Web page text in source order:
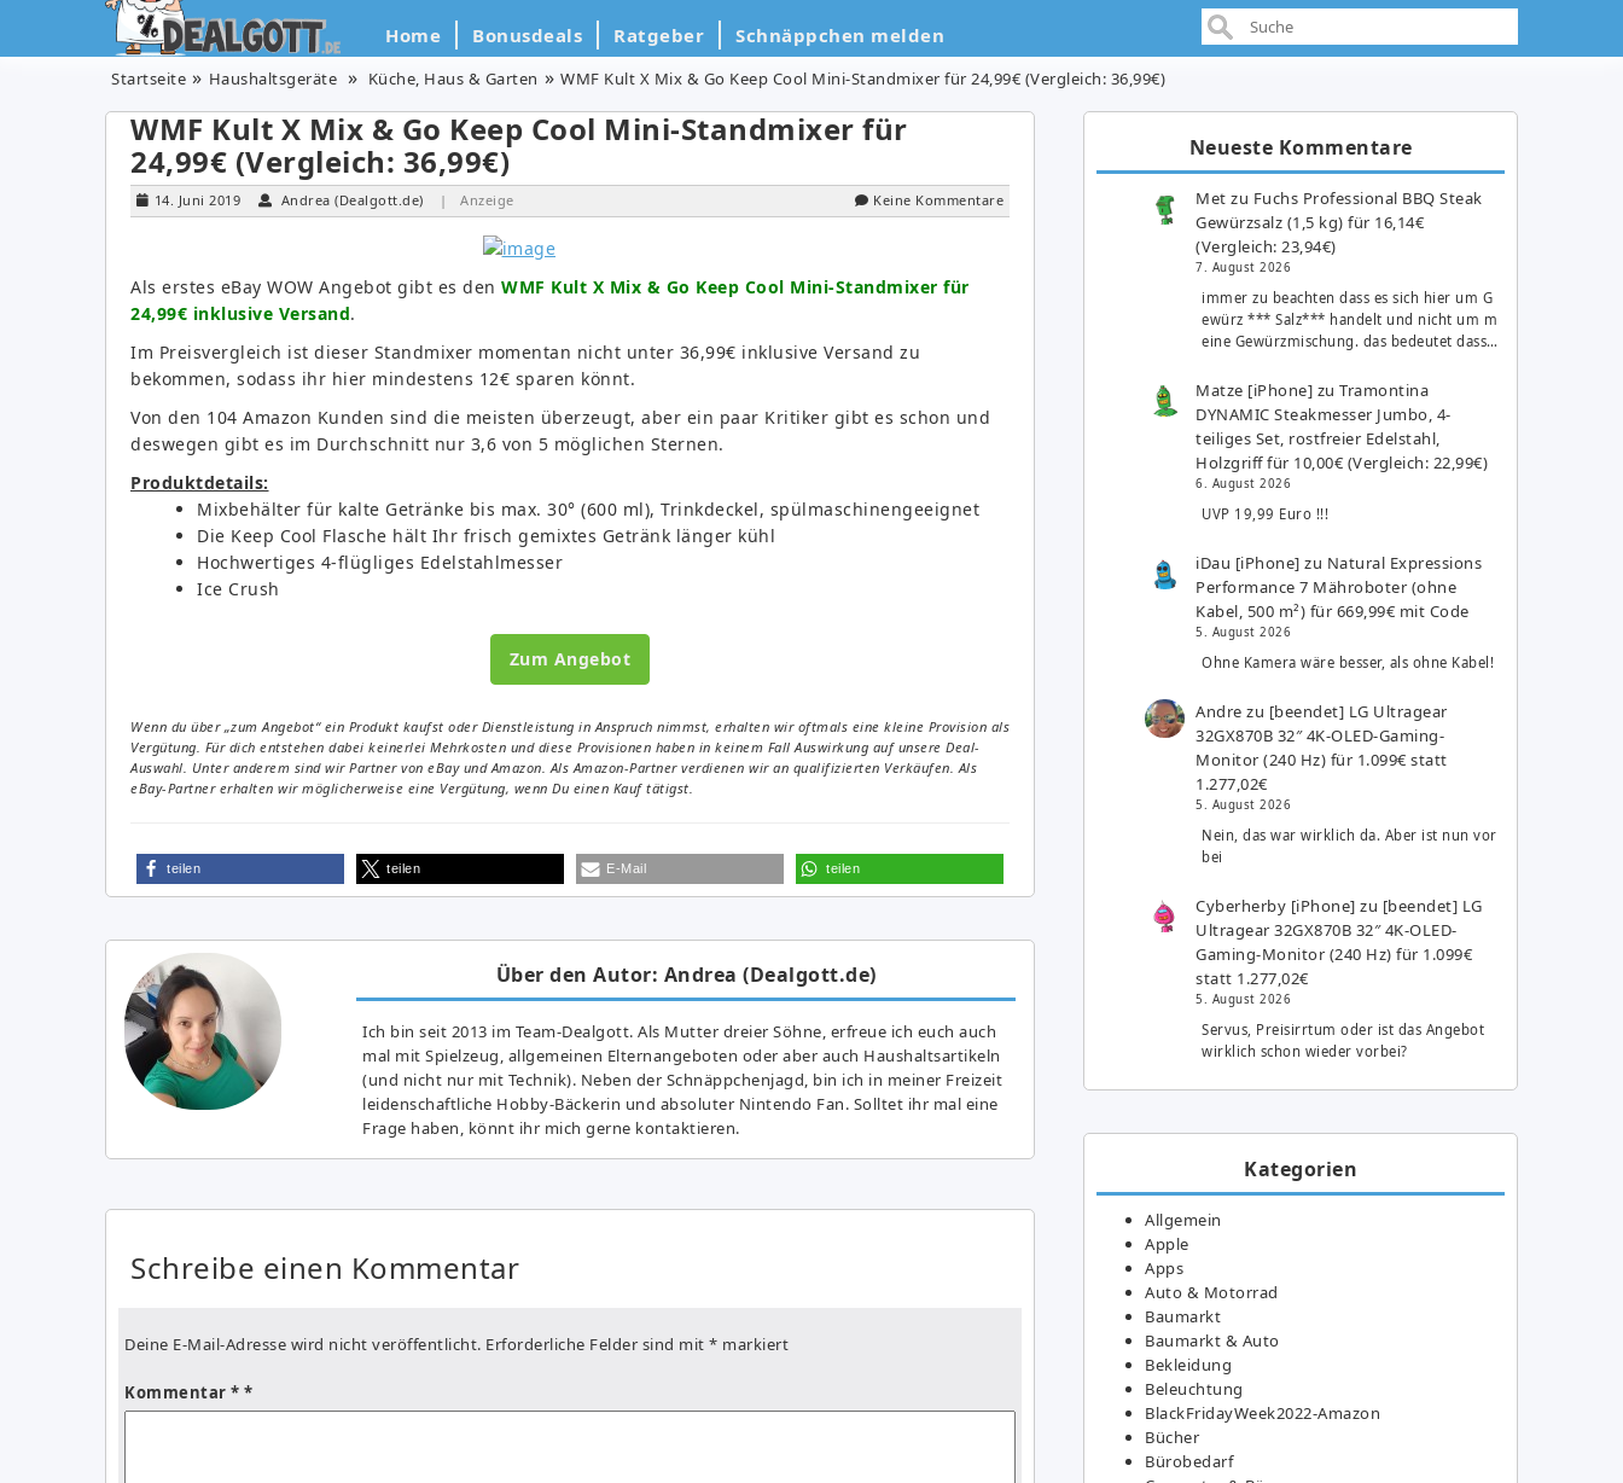
Home Bonusdeals Ratgeber Schnäppchen melden
Startseite Haushaltsgeräte Küche, Haus & Garten WMF Kult X Mix & Go Keep Cool Mini-Standmixer für 24,99€ (Vergleich: 36,99€)
WMF Kult X Mix & Go Keep Cool Mini-Standmixer für
24,99€ (Vergleich: 36,99€)
14. Juni 2019 Andrea (Dealgott.de) | Anzeige Keine Kommentare
Als erstes eBay WOW Angebot gibt es den WMF Kult X Mix & Go Keep Cool Mini-Standmixer für
24,99€ inklusive Versand.
Im Preisvergleich ist dieser Standmixer momentan nicht unter 36,99€ inklusive Versand zu
bekommen, sodass ihr hier mindestens 12€ sparen könnt.
Von den 104 Amazon Kunden sind die meisten überzeugt, aber ein paar Kritiker gibt es schon und
deswegen gibt es im Durchschnitt nur 3,6 von 5 möglichen Sternen.
Produktdetails:
Mixbehälter für kalte Getränke bis max. 30° (600 ml), Trinkdeckel, spülmaschinengeeignet
Die Keep Cool Flasche hält Ihr frisch gemixtes Getränk länger kühl
Hochwertiges 4-flügliges Edelstahlmesser
Ice Crush
Zum Angebot
Wenn du über „zum Angebot“ ein Produkt kaufst oder Dienstleistung in Anspruch nimmst, erhalten wir oftmals eine kleine Provision als
Vergütung. Für dich entstehen dabei keinerlei Mehrkosten und diese Provisionen haben in keinem Fall Auswirkung auf unsere Deal-
Auswahl. Unter anderem sind wir Partner von eBay und Amazon. Als Amazon-Partner verdienen wir an qualifizierten Verkäufen. Als
eBay-Partner erhalten wir möglicherweise eine Vergütung, wenn Du einen Kauf tätigst.
teilen teilen E-Mail teilen
Über den Autor: Andrea (Dealgott.de)
Ich bin seit 2013 im Team-Dealgott. Als Mutter dreier Söhne, erfreue ich euch auch
mal mit Spielzeug, allgemeinen Elternangeboten oder aber auch Haushaltsartikeln
(und nicht nur mit Technik). Neben der Schnäppchenjagd, bin ich in meiner Freizeit
leidenschaftliche Hobby-Bäckerin und absoluter Nintendo Fan. Solltet ihr mal eine
Frage haben, könnt ihr mich gerne kontaktieren.
Schreibe einen Kommentar
Deine E-Mail-Adresse wird nicht veröffentlicht. Erforderliche Felder sind mit * markiert
Kommentar *
Neueste Kommentare
Met zu Fuchs Professional BBQ Steak
Gewürzsalz (1,5 kg) für 16,14€
(Vergleich: 23,94€)
7. August 2026
immer zu beachten dass es sich hier um G
ewürz *** Salz*** handelt und nicht um m
eine Gewürzmischung. das bedeutet dass…
Matze [iPhone] zuTramontina
DYNAMIC Steakmesser Jumbo, 4-
teiliges Set, rostfreier Edelstahl,
Holzgriff für 10,00€ (Vergleich: 22,99€)
6. August 2026
UVP 19,99 Euro !!!
iDau [iPhone] zu Natural Expressions
Performance 7 Mähroboter (ohne
Kabel, 500 m²) für 669,99€ mit Code
5. August 2026
Ohne Kamera wäre besser, als ohne Kabel!
Andre zu [beendet] LG Ultragear
32GX870B 32″ 4K-OLED-Gaming-
Monitor (240 Hz) für 1.099€ statt
1.277,02€
5. August 2026
Nein, das war wirklich da. Aber ist nun vor
bei
Cyberherby [iPhone] zu [beendet] LG
Ultragear 32GX870B 32″ 4K-OLED-
Gaming-Monitor (240 Hz) für 1.099€
statt 1.277,02€
5. August 2026
Servus, Preisirrtum oder ist das Angebot
wirklich schon wieder vorbei?
Kategorien
Allgemein
Apple
Apps
Auto & Motorrad
Baumarkt
Baumarkt & Auto
Bekleidung
Beleuchtung
BlackFridayWeek2022-Amazon
Bücher
Bürobedarf